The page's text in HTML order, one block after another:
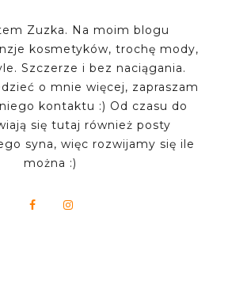
Zuzka. Na moim blogu
kosmetyków, trochę mody,
Szczerze i bez naciągania.
o mnie więcej, zapraszam
kontaktu :) Od czasu do
się tutaj również posty
syna, więc rozwijamy się ile
można :)